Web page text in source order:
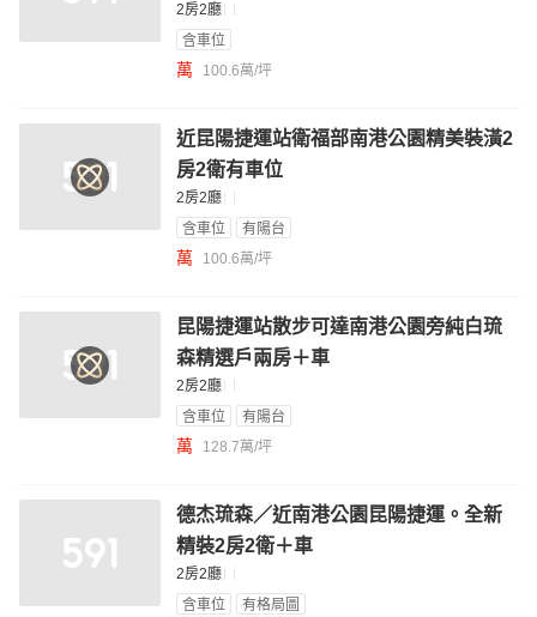
2房2廳
含車位
萬 100.6萬/坪
近昆陽捷運站衛福部南港公園精美裝潢2
房2衛有車位
2房2廳
含車位
有陽台
萬 100.6萬/坪
昆陽捷運站散步可達南港公園旁純白琉
森精選戶兩房＋車
2房2廳
含車位
有陽台
萬 128.7萬/坪
德杰琉森／近南港公園昆陽捷運。全新
精裝2房2衛＋車
2房2廳
含車位
有格局圖